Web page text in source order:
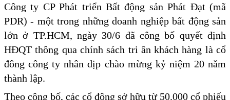
Công ty CP Phát triển Bất động sản Phát Đạt (mã
PDR) - một trong những doanh nghiệp bất động sản
lớn ở TP.HCM, ngày 30/6 đã công bố quyết định
HĐQT thông qua chính sách tri ân khách hàng là cổ
đông công ty nhân dịp chào mừng kỷ niệm 20 năm
thành lập.
Theo công bố, các cổ đông sở hữu từ 50.000 cổ phiếu